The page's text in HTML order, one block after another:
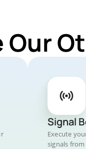
Our
Signal
Execute
signals